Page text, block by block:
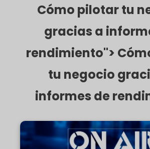
Cómo pilotar tu
gracias a
rendimiento">
tu negocio
informes de
Ponte en forma con On Air